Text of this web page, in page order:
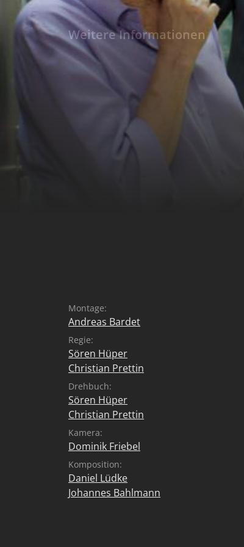
Toilet Stories in fünf
auf deutschen Toiletten – Moral und
buchstäblich ausgeschlossen. Da
Günter Marx) die schwierige Situation
Anne Fliegel) schamlos aus und zwei
Kiefer, Anne Weinknecht) starten am
Galaveranstaltung ihren alles andere
Weitere Informationen
Montage:
Andreas Bardet
Regie:
Sören Hüper
Christian Prettin
Drehbuch:
Sören Hüper
Christian Prettin
Kamera:
Dominik Friebel
Komposition:
Daniel Lüdke
Johannes Bahlmann